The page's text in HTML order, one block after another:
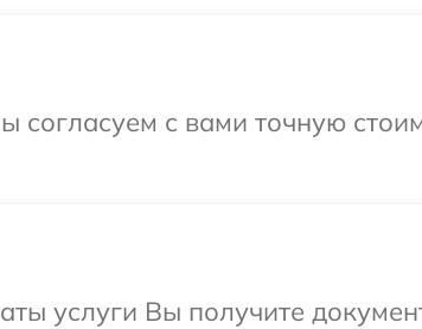
согласуем с вами точную
услуги Вы получите